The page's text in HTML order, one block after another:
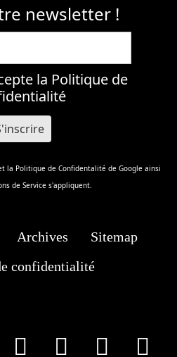
newsletter !
la Politique de
la Politique de Confidentalité de Google ainsi
de Service s'appliquent.
Archives
Sitemap
confidentialité
Instagram
Youtube
Tik Tok